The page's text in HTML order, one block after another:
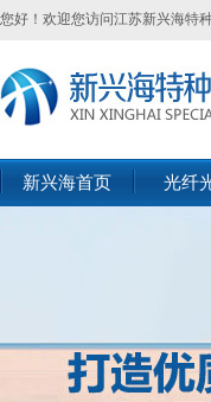
您好！欢迎您访问江苏新兴海特
新兴海首页 光纤